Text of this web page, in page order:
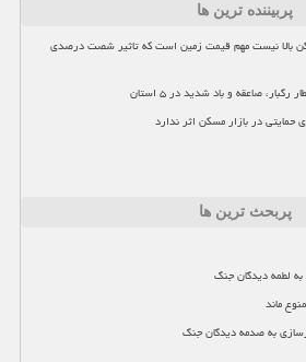
پربیننده ترین ها
بالا نیست مهم قیمت زمین است که تاثیر شصت درصدی
صاعقه و باد شدید در ۵ استان
حمایتی در بازار مسکن اثر ندارد
پربحث ترین ها
لطمه دیدگان جنگ
ماند
به صدمه دیدگان جنگ